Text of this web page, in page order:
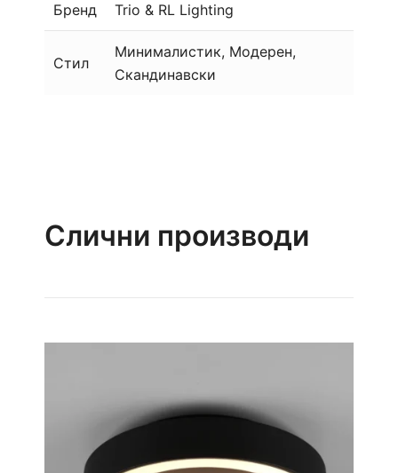
Бренд Trio & RL Lighting
Стил
Минималистик, Модерен,
Скандинавски
Слични производи